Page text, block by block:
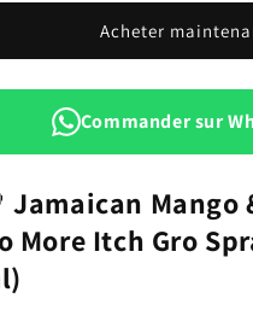
Croissance
locks
&amp;
twists
236ml
Spray)
Croissance
locks
&amp;
twists
Spray)
Acheter
Commander sur
Jamaican Mango
More Itch Gro